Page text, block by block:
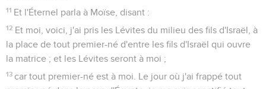
11 Et l'Éternel parla à Moïse, disant :
12 Et moi, voici, j'ai pris les Lévites du milieu des fils d'Israël, à
la place de tout premier-né d'entre les fils d'Israël qui ouvre
la matrice ; et les Lévites seront à moi ;
13 car tout premier-né est à moi. Le jour où j'ai frappé tout